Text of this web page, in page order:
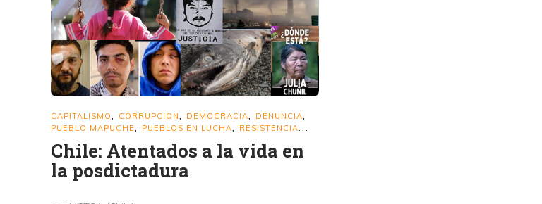
CAPITALISMO CORRUPCION DEMOCRACIA DENUNCIA
PUEBLO MAPUCHE PUEBLOS EN LUCHA RESISTENCIA
Chile: Atentados a la vida en
la posdictadura